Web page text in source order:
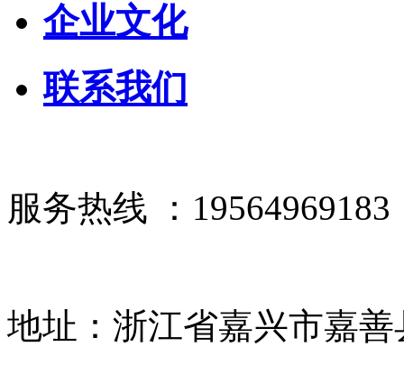
企业文化
联系我们
服务热线 ：19564969183
地址：浙江省嘉兴市嘉